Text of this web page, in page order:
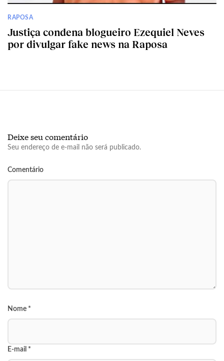
RAPOSA
Justiça condena blogueiro Ezequiel Neves
por divulgar fake news na Raposa
Deixe seu comentário
Seu endereço de e-mail não será publicado.
Comentário
Nome *
E-mail *